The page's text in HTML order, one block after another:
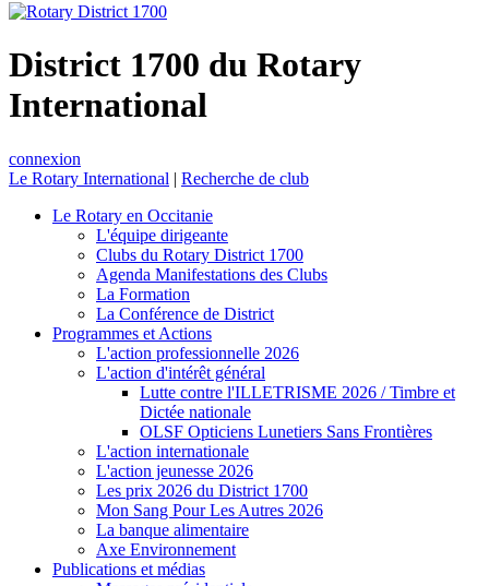
District 1700 du Rotary
International
connexion
Le Rotary International | Recherche de club
Le Rotary en Occitanie
L'équipe dirigeante
Clubs du Rotary District 1700
Agenda Manifestations des Clubs
La Formation
La Conférence de District
Programmes et Actions
L'action professionnelle 2026
L'action d'intérêt général
Lutte contre l'ILLETRISME 2026 / Timbre et
Dictée nationale
OLSF Opticiens Lunetiers Sans Frontières
L'action internationale
L'action jeunesse 2026
Les prix 2026 du District 1700
Mon Sang Pour Les Autres 2026
La banque alimentaire
Axe Environnement
Publications et médias